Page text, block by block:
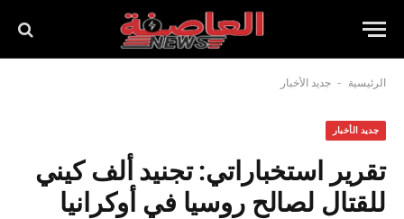
الرئيسية - جديد الأخبار
جديد الأخبار
تقرير استخباراتي: تجنيد ألف كيني
للقتال لصالح روسيا في أوكرانيا